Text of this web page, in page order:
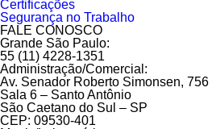
Certificações
Segurança no Trabalho
FALE CONOSCO
Grande São Paulo:
55 (11) 4228-1351
Administração/Comercial:
Av. Senador Roberto Simonsen, 756
Sala 6 – Santo Antônio
São Caetano do Sul – SP
CEP: 09530-401